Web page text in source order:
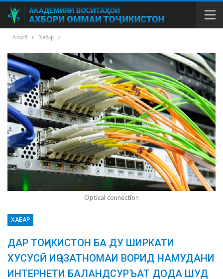
Асосӣ Хабар
Optical connection
ХАБАР
ДАР ТОҶИКИСТОН БА ДУ ШИРКАТИ
ХУСУСӢ ИҶОЗАТНОМАИ ВОРИД НАМУДАНИ
ИНТЕРНЕТИ БАЛАНДСУРЪАТ ДОДА ШУД